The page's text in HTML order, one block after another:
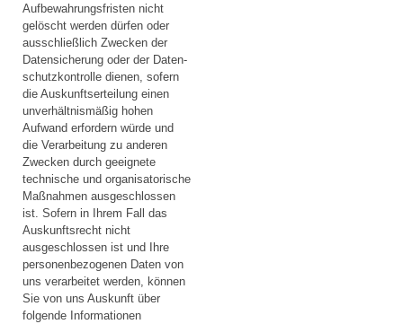
Aufbewahrungsfristen nicht
gelöscht werden dürfen oder
ausschließlich Zwecken der
Datensicherung oder der Daten-
schutzkontrolle dienen, sofern
die Auskunftserteilung einen
unverhältnismäßig hohen
Aufwand erfordern würde und
die Verarbeitung zu anderen
Zwecken durch geeignete
technische und organisatorische
Maßnahmen ausgeschlossen
ist. Sofern in Ihrem Fall das
Auskunftsrecht nicht
ausgeschlossen ist und Ihre
personenbezogenen Daten von
uns verarbeitet werden, können
Sie von uns Auskunft über
folgende Informationen